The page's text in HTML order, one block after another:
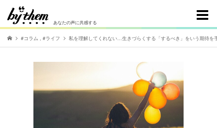
あなたの声に共感する
#コラム , #ライフ 私を理解してくれない…生きづらくする「するべき」をいう期待を